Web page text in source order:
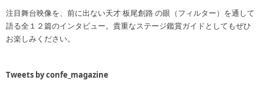
注目舞台映像を、前に出ない天才 板尾創路 の眼（フィルター）を通して
語る全１２篇のインタビュー。貴重なステージ鑑賞ガイドとしてもぜひ
お楽しみください。
Tweets by confe_magazine